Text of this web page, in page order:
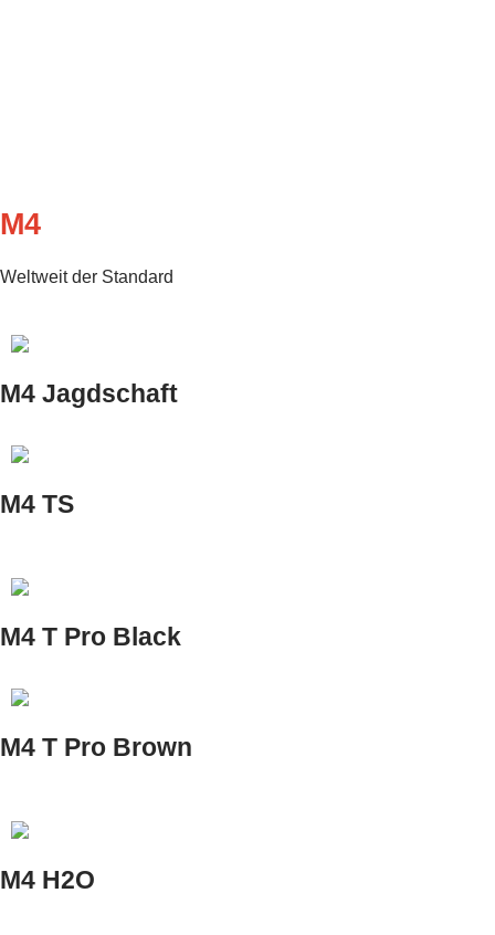
M4
Weltweit der Standard
M4 Jagdschaft
M4 TS
M4 T Pro Black
M4 T Pro Brown
M4 H2O